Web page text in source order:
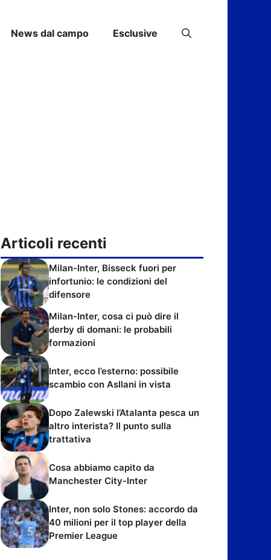
News dal campo Esclusive
Articoli recenti
Milan-Inter, Bisseck fuori per
infortunio: le condizioni del
difensore
Milan-Inter, cosa ci può dire il
derby di domani: le probabili
formazioni
Inter, ecco l’esterno: possibile
scambio con Asllani in vista
Dopo Zalewski l’Atalanta pesca un
altro interista? Il punto sulla
trattativa
Cosa abbiamo capito da
Manchester City-Inter
Inter, non solo Stones: accordo da
40 milioni per il top player della
Premier League